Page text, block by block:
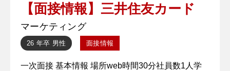
【面接情報】三井住友カード
マーケティング
26 年卒 男性 面接情報
一次面接 基本情報 場所web時間30分社員数1人学